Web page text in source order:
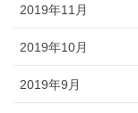
2019年11月
2019年10月
2019年9月